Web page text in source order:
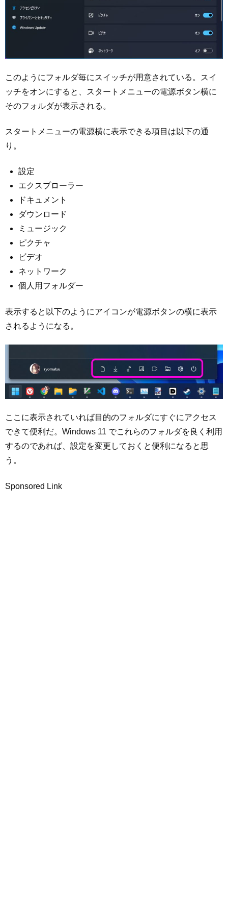
このようにフォルダ毎にスイッチが用意されている。スイ
ッチをオンにすると、スタートメニューの電源ボタン横に
そのフォルダが表示される。
スタートメニューの電源横に表示できる項目は以下の通
り。
設定
エクスプローラー
ドキュメント
ダウンロード
ミュージック
ピクチャ
ビデオ
ネットワーク
個人用フォルダー
表示すると以下のようにアイコンが電源ボタンの横に表示
されるようになる。
ここに表示されていれば目的のフォルダにすぐにアクセス
できて便利だ。Windows 11 でこれらのフォルダを良く利用
するのであれば、設定を変更しておくと便利になると思
う。
Sponsored Link